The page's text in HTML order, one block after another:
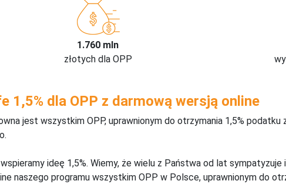
1.760 mln
złotych dla OPP
1,5% dla OPP z darmową wersją online
jest wszystkim OPP, uprawnionym do otrzymania 1,5%
ideę 1,5%. Wiemy, że wielu z Państwa od lat
naszego programu wszystkim OPP w Polsce, uprawnionym do